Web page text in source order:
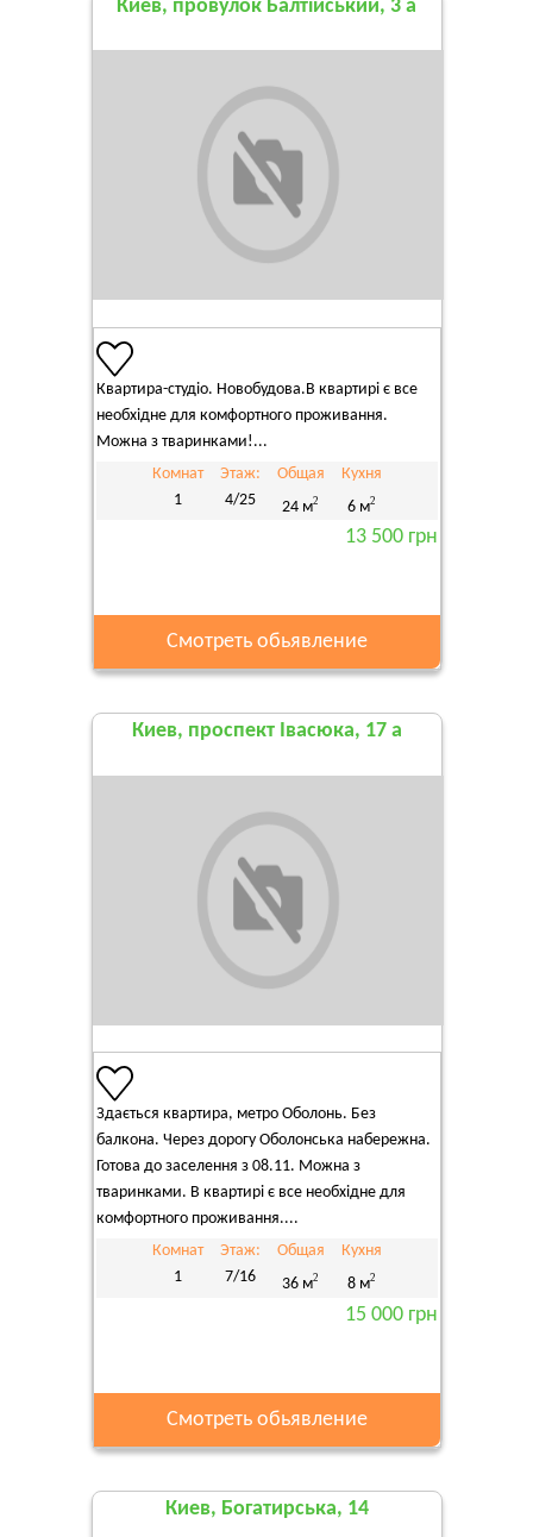
Киев, провулок Балтійський, 3 а
Квартира-студіо. Новобудова.В квартирі є все
необхідне для комфортного проживання.
Можна з тваринками!...
Комнат
1
Этаж:
4/25
Общая
24 м2
Кухня
6 м2
13 500 грн
Смотреть обьявление
Киев, проспект Івасюка, 17 а
Здається квартира, метро Оболонь. Без
балкона. Через дорогу Оболонська набережна.
Готова до заселення з 08.11. Можна з
тваринками. В квартирі є все необхідне для
комфортного проживання....
Комнат
1
Этаж:
7/16
Общая
36 м2
Кухня
8 м2
15 000 грн
Смотреть обьявление
Киев, Богатирська, 14